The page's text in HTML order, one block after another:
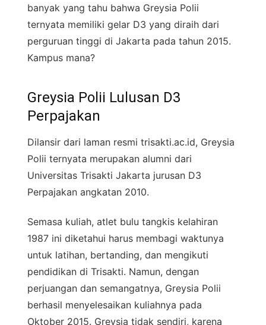
banyak yang tahu bahwa Greysia Polii
ternyata memiliki gelar D3 yang diraih dari
perguruan tinggi di Jakarta pada tahun 2015.
Kampus mana?
Greysia Polii Lulusan D3
Perpajakan
Dilansir dari laman resmi trisakti.ac.id, Greysia
Polii ternyata merupakan alumni dari
Universitas Trisakti Jakarta jurusan D3
Perpajakan angkatan 2010.
Semasa kuliah, atlet bulu tangkis kelahiran
1987 ini diketahui harus membagi waktunya
untuk latihan, bertanding, dan mengikuti
pendidikan di Trisakti. Namun, dengan
perjuangan dan semangatnya, Greysia Polii
berhasil menyelesaikan kuliahnya pada
Oktober 2015. Greysia tidak sendiri, karena